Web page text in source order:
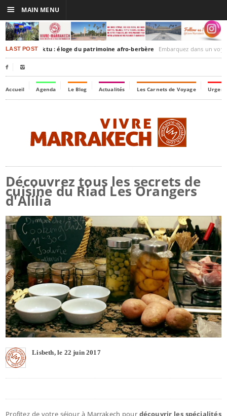
LAST POSTTimbuktu : éloge du patrimoine afro-berbère Embarquez dans un voyage culturel dans le
 
Accueil Agenda Le Blog Actualités Les Carnets de Voyage
Découvrez tous les secrets de
cuisine du Riad Les Orangers
d'Alilia
Lisbeth, le 22 juin 2017
Profitez de votre séjour à Marrakech pour découvrir les spécialités
☰ MAIN MENU